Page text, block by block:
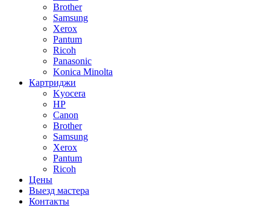
Brother
Samsung
Xerox
Pantum
Ricoh
Panasonic
Konica Minolta
Картриджи
Kyocera
HP
Canon
Brother
Samsung
Xerox
Pantum
Ricoh
Цены
Выезд мастера
Контакты